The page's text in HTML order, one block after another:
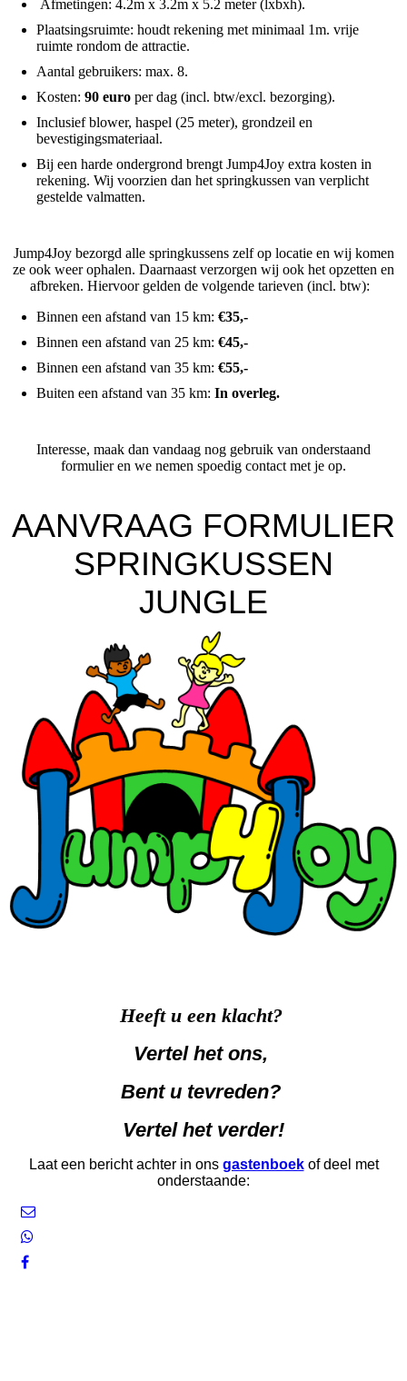
Afmetingen: 4.2m x 3.2m x 5.2 meter (lxbxh).
Plaatsingsruimte: houdt rekening met minimaal 1m. vrije
ruimte rondom de attractie.
Aantal gebruikers: max. 8.
Kosten: 90 euro per dag (incl. btw/excl. bezorging).
Inclusief blower, haspel (25 meter), grondzeil en
bevestigingsmateriaal.
Bij een harde ondergrond brengt Jump4Joy extra kosten in
rekening. Wij voorzien dan het springkussen van verplicht
gestelde valmatten.
Jump4Joy bezorgd alle springkussens zelf op locatie en wij komen
ze ook weer ophalen. Daarnaast verzorgen wij ook het opzetten en
afbreken. Hiervoor gelden de volgende tarieven (incl. btw):
Binnen een afstand van 15 km: €35,-
Binnen een afstand van 25 km: €45,-
Binnen een afstand van 35 km: €55,-
Buiten een afstand van 35 km: In overleg.
Interesse, maak dan vandaag nog gebruik van onderstaand
formulier en we nemen spoedig contact met je op.
AANVRAAG FORMULIER
SPRINGKUSSEN
JUNGLE
Heeft u een klacht?
Vertel het ons,
Bent u tevreden?
Vertel het verder!
Laat een bericht achter in ons gastenboekof deel met
onderstaande: